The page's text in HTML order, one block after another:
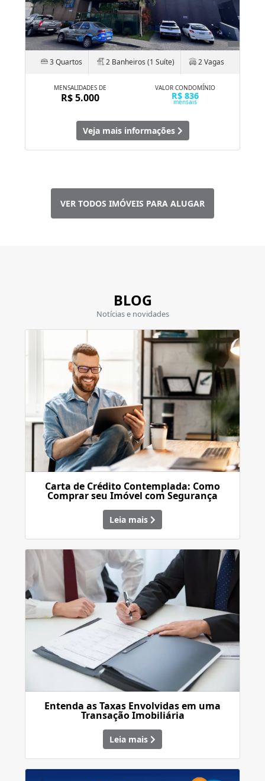
3 Quartos 2 Banheiros (1 Suíte) 2 Vagas
MENSALIDADES DE
R$ 5.000
VALOR CONDOMÍNIO
R$ 836
mensais
Veja mais informações
VER TODOS IMÓVEIS PARA ALUGAR
BLOG
Notícias e novidades
Carta de Crédito Contemplada: Como
Comprar seu Imóvel com Segurança
Leia mais
Entenda as Taxas Envolvidas em uma
Transação Imobiliária
Leia mais